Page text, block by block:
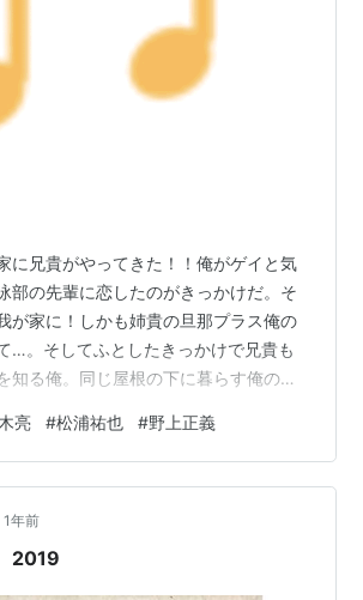
に兄貴がやってきた！！俺がゲイと気
部の先輩に恋したのがきっかけだ。そ
が家に！しかも姉貴の旦那プラス俺の
…。そしてふとしたきっかけで兄貴も
知る俺。同じ屋根の下に暮らす俺の頭
亮/松浦祐也/野上正義 いやすごい、な
昔（笑）、というかこういうノリって
なあ、でもこれ2004年かあ。そのとき
グあったかなあ。まあそれは置いとい
旦那さんとなった倉木亮。ひとつ屋根
亮 #松浦祐也 #野上正義
1年前
2019